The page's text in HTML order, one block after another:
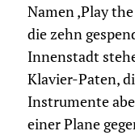
Namen ‚Play
die zehn
Innenstadt
Klavier-Paten,
Instrumente
einer Plane